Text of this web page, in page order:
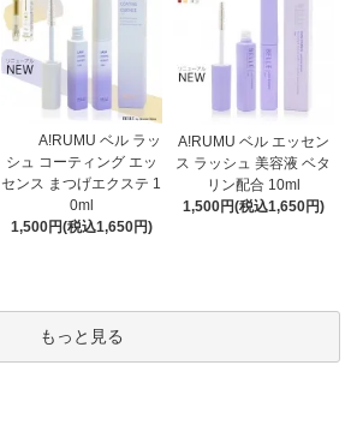
A!RUMU ベル ラッ
シュ コーティング エッ
センス まつげエクステ 1
0ml
1,500円(税込1,650円)
A!RUMU ベル エッセン
ス ラッシュ 美容液 ベタ
リン配合 10ml
1,500円(税込1,650円)
もっと見る